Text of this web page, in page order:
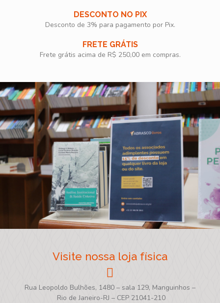
DESCONTO NO PIX
Desconto de 3% para pagamento por Pix.
FRETE GRÁTIS
Frete grátis acima de R$ 250,00 em compras.
Visite nossa loja física
Rua Leopoldo Bulhões, 1480 – sala 129, Manguinhos –
Rio de Janeiro-RJ – CEP 21041-210